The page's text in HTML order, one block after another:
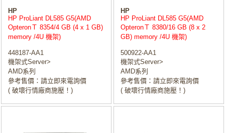
HP
HP ProLiant DL585 G5(AMD
OpteronＴ 8354/4 GB (4 x 1 GB)
memory /4U 機架)
448187-AA1
機架式Server>
AMD系列
參考售價：請立即來電詢價
( 破壞行情廠商施壓！)
HP
HP ProLiant DL585 G5(AMD
OpteronＴ 8380/16 GB (8 x 2
GB) memory /4U 機架)
500922-AA1
機架式Server>
AMD系列
參考售價：請立即來電詢價
( 破壞行情廠商施壓！)